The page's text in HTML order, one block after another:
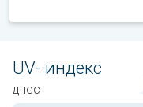
UV- индекс
днес